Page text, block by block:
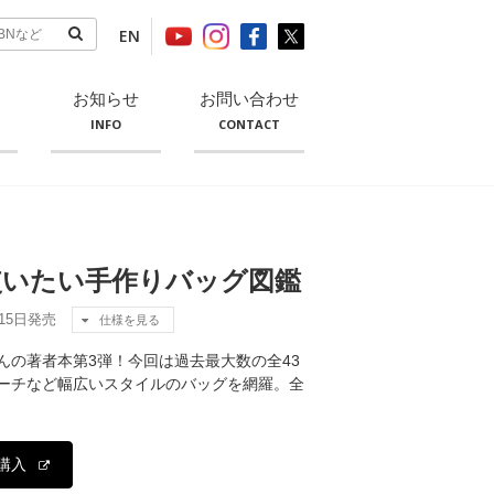
EN
お知らせ
INFO
お問い合わせ
CONTACT
たい手作りバッグ図鑑
日発売 仕様を見る
の著者本第3弾！今回は過去最大数の全43
チなど幅広いスタイルのバッグを網羅。全
入